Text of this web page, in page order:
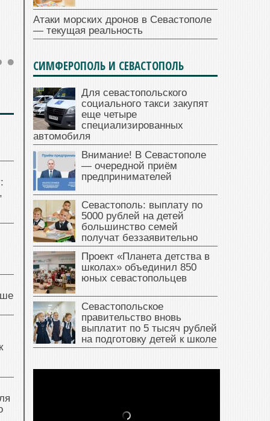
Атаки морских дронов в Севастополе
— текущая реальность
СИМФЕРОПОЛЬ И СЕВАСТОПОЛЬ
Для севастопольского
социального такси закупят
еще четыре
специализированных
автомобиля
Внимание! В Севастополе
— очередной приём
предпринимателей
Севастополь: выплату по
5000 рублей на детей
большинство семей
получат беззаявительно
Проект «Планета детства в
школах» объединил 850
юных севастопольцев
Севастопольское
правительство вновь
выплатит по 5 тысяч рублей
на подготовку детей к школе